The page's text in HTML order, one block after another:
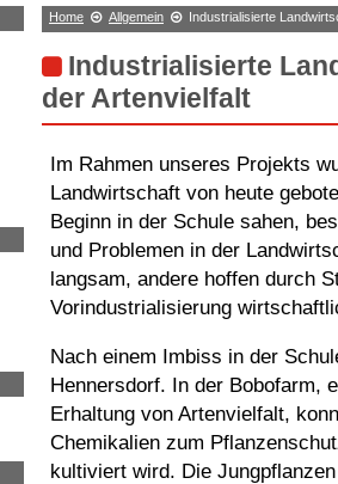
Home Allgemein Industrialisierte
Industrialisierte
der Artenvielfalt
Im Rahmen unseres Projekts
Landwirtschaft von heute
Beginn in der Schule sahen,
und Problemen in der
langsam, andere hoffen durch
Vorindustrialisierung
Nach einem Imbiss in der
Hennersdorf. In der Bobofarm,
Erhaltung von Artenvielfalt,
Chemikalien zum
kultiviert wird. Die